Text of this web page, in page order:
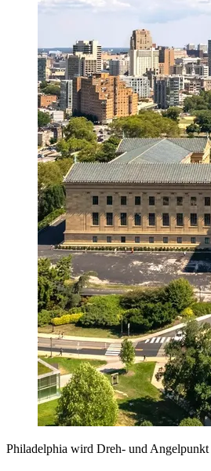
Philadelphia wird Dreh- und